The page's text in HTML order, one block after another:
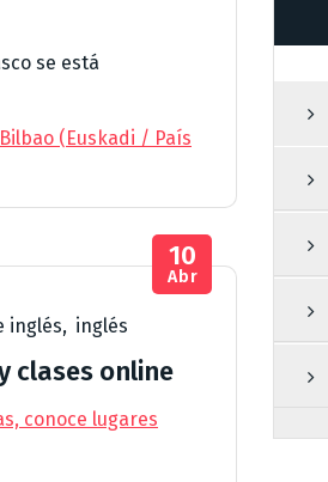
se está
(Euskadi / País
inglés, inglés
10
Abr
clases online
conoce lugares